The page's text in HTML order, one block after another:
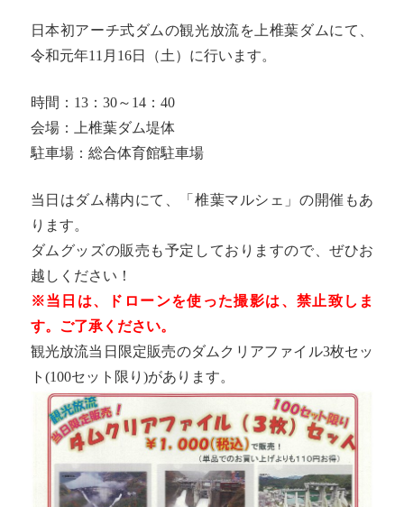
日本初アーチ式ダムの観光放流を上椎葉ダムにて、
令和元年11月16日（土）に行います。
時間：13：30～14：40
会場：上椎葉ダム堤体
駐車場：総合体育館駐車場
当日はダム構内にて、「椎葉マルシェ」の開催もあ
ります。
ダムグッズの販売も予定しておりますので、ぜひお
越しください！
※当日は、ドローンを使った撮影は、禁止致しま
す。ご了承ください。
観光放流当日限定販売のダムクリアファイル3枚セッ
ト(100セット限り)があります。